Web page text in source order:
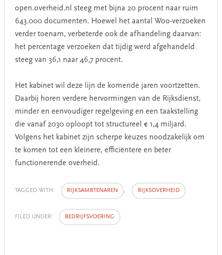
open.overheid.nl steeg met bijna 20 procent naar ruim
643.000 documenten. Hoewel het aantal Woo-verzoeken
verder toenam, verbeterde ook de afhandeling daarvan:
het percentage verzoeken dat tijdig werd afgehandeld
steeg van 36,1 naar 46,7 procent.
Het kabinet wil deze lijn de komende jaren voortzetten.
Daarbij horen verdere hervormingen van de Rijksdienst,
minder en eenvoudiger regelgeving en een taakstelling
die vanaf 2030 oploopt tot structureel € 1,4 miljard.
Volgens het kabinet zijn scherpe keuzes noodzakelijk om
te komen tot een kleinere, efficiëntere en beter
functionerende overheid.
TAGGED WITH: RIJKSAMBTENAREN , RIJKSOVERHEID
FILED UNDER: BEDRIJFSVOERING